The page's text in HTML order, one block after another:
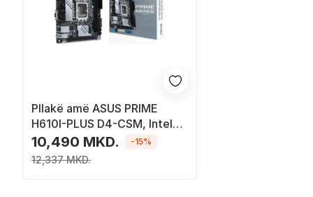
Pllakë amë ASUS PRIME
H610I-PLUS D4-CSM, Intel
H610, Socket 1700, 2 slota,
Mini ITX
10,490 MKD.
12,337 MKD.
-15%